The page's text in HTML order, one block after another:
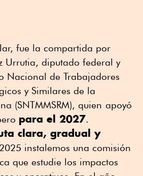
fue la compartida por
Urrutia, diputado federal y
Nacional de Trabajadores
y Similares de la
(SNTMMSRM), quien apoyó
para el 2027.
clara, gradual y
instalemos una comisión
que estudie los impactos